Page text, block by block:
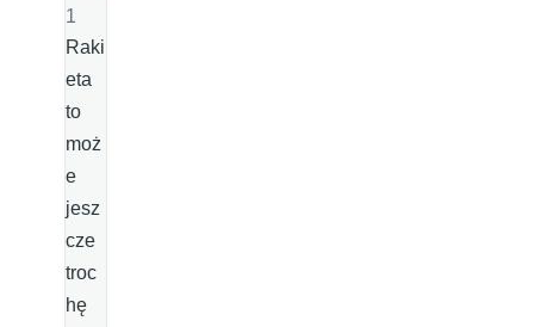
1
Raki
eta
to
moż
e
jesz
cze
troc
hę